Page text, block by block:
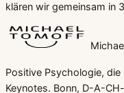
klären wir gemeinsam in
Positive Psychologie,
Keynotes. Bonn, D-A-